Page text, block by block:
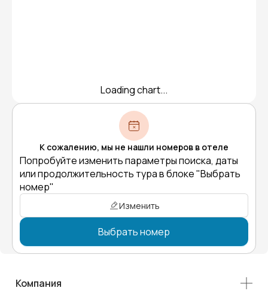
Loading chart...
К сожалению, мы не нашли номеров в отеле
Попробуйте изменить параметры поиска, даты
или продолжительность тура в блоке "Выбрать
номер"
Изменить
Выбрать номер
Компания